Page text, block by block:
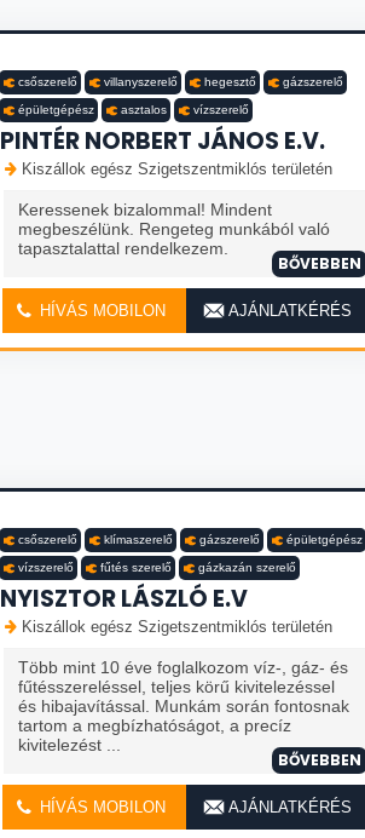
csőszerelő villanyszerelő hegesztő gázszerelő
épületgépész asztalos vízszerelő
PINTÉR NORBERT JÁNOS E.V.
Kiszállok egész Szigetszentmiklós területén
Keressenek bizalommal! Mindent
megbeszélünk. Rengeteg munkából való
tapasztalattal rendelkezem.
BŐVEBBEN
HÍVÁS MOBILON AJÁNLATKÉRÉS
csőszerelő klímaszerelő gázszerelő épületgépész
vízszerelő fűtés szerelő gázkazán szerelő
NYISZTOR LÁSZLÓ E.V
Kiszállok egész Szigetszentmiklós területén
Több mint 10 éve foglalkozom víz-, gáz- és
fűtésszereléssel, teljes körű kivitelezéssel
és hibajavítással. Munkám során fontosnak
tartom a megbízhatóságot, a precíz
kivitelezést ...
BŐVEBBEN
HÍVÁS MOBILON AJÁNLATKÉRÉS